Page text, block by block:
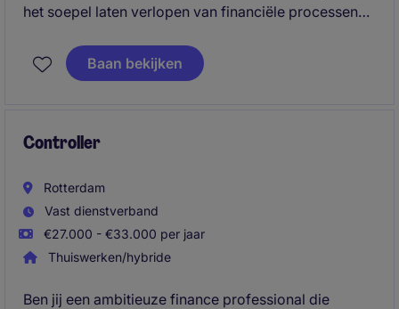
het soepel laten verlopen van financiële processen
kijk je actief naar verbeterkansen, draag je bij aan
verdere professionalisering van de financiële
Baan bekijken
Controller
Rotterdam
Vast dienstverband
€27.000 - €33.000 per jaar
Thuiswerken/hybride
Ben jij een ambitieuze finance professional die